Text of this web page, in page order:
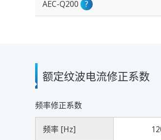
AEC-Q200 ?
额定纹波电流修正系数
频率修正系数
频率 [Hz]